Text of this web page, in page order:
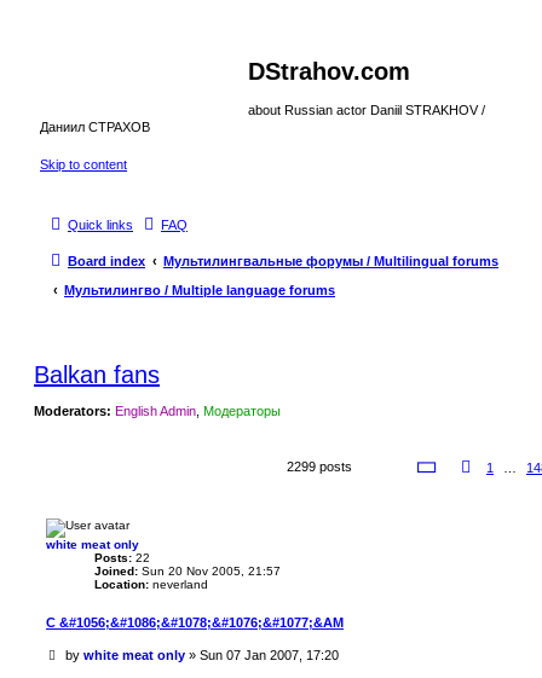
DStrahov.com
about Russian actor Daniil STRAKHOV /
Даниил СТРАХОВ
Skip to content
Quick links FAQ
Board index
Мультилингвальные форумы / Multilingual forums
Мультилингво / Multiple language forums
Balkan fans
Moderators: English Admin, Модераторы
2299 posts
P1
white meat only
Posts: 22
Joined: Sun 20 Nov 2005, 21:57
Location: neverland
C &#1056;&#1086;&#1078;&#1076;&#1077;&AM
Uby white meat only» Sun 07 Jan 2007, 17:20